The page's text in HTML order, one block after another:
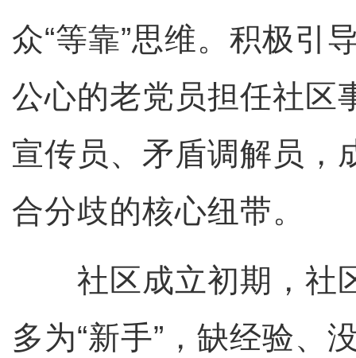
众“等靠”思维。积极引
公心的老党员担任社区
宣传员、矛盾调解员，
合分歧的核心纽带。
社区成立初期，社
多为“新手”，缺经验、